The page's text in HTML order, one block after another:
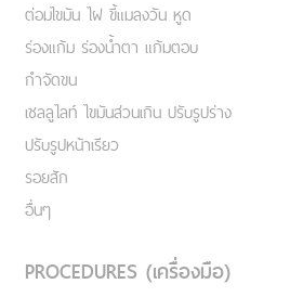
ต่อมไขมัน ไฝ ขี้แมลงวัน หูด
ร่องแก้ม ร่องน้ำตา แก้มตอบ
กำจัดขน
เชลลูไลท์ ไขมันส่วนเกิน ปรับรูปร่าง
ปรับรูปหน้าเรียว
รอยสัก
อื่นๆ
PROCEDURES (เครื่องมือ)